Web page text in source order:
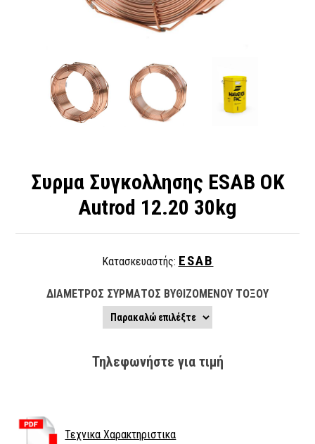
Συρμα Συγκολλησης ESAB OK
Autrod 12.20 30kg
Κατασκευαστής: ESAB
ΔΙΑΜΕΤΡΟΣ ΣΥΡΜΑΤΟΣ ΒΥΘΙΖΟΜΕΝΟΥ ΤΟΞΟΥ
Τηλεφωνήστε για τιμή
Τεχνικα Χαρακτηριστικα